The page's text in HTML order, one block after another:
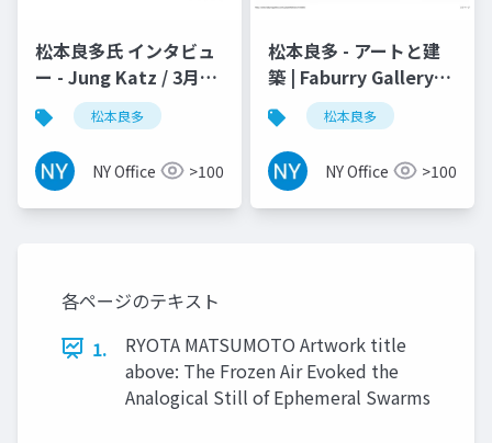
松本良多氏 インタビュ
ー - Jung Katz / 3月
2016
松本良多
NY Office >100
松本良多 - アートと建
築 | Faburry Gallery
2016
松本良多
NY Office >100
各ページのテキスト
1.
RYOTA MATSUMOTO Artwork title
above: The Frozen Air Evoked the
Analogical Still of Ephemeral Swarms